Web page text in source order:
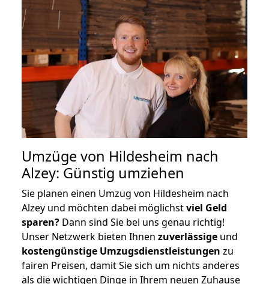
Umzüge von Hildesheim nach
Alzey: Günstig umziehen
Sie planen einen Umzug von Hildesheim nach
Alzey und möchten dabei möglichstviel Geld
sparen? Dann sind Sie bei uns genau richtig!
Unser Netzwerk bieten Ihnen zuverlässige und
kostengünstige Umzugsdienstleistungen zu
fairen Preisen, damit Sie sich um nichts anderes
als die wichtigen Dinge in Ihrem neuen Zuhause